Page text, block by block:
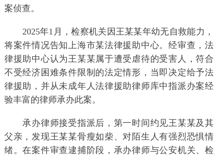
案侦查。
2025年1月，检察机关因王某某年幼无自救能力，
将案件情况告知上海市某法律援助中心。经审查，法
律援助中心认为王某某属于遭受虐待的受害人，符合
不受经济困难条件限制的法定情形，当即决定给予法
律援助，并从未成年人法律援助律师库中指派办案经
验丰富的律师承办此案。
承办律师接受指派后，第一时间约见王某某及其
父亲，发现王某某骨瘦如柴、对陌生人有强烈恐惧情
绪。在案件审查逮捕阶段，承办律师与公安机关、检